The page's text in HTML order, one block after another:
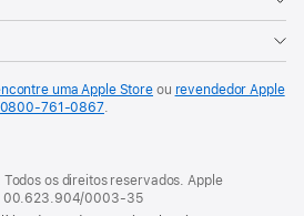
uma Apple Store ou revendedor Apple
0800-761-0867.
os direitos reservados. Apple
00.623.904/0003-35